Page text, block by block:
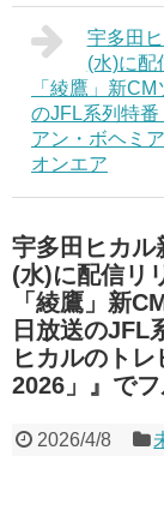
宇多田
(水)に配
「綾鷹」新
のJFL系列特
アン・ボヘミ
オンエア
宇多田ヒカル
(水)に配信リ
「綾鷹」新
日放送のJFL
ヒカルのト
2026」』で
2026/4/8